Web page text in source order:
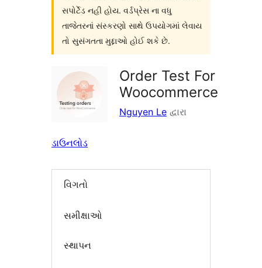
સપોર્ટેડ નહી હોય. વર્ડપ્રેસ ના વધુ
તાજેતરનાં સંસ્કરણો સાથે ઉપયોગમાં લેવાય
તો સુસંગતતા મુદ્દાઓ હોઈ શકે છે.
Order Test For
Woocommerce
Nguyen Le દ્વારા
ડાઉનલોડ
વિગતો
સમીક્ષાઓ
સ્થાપન